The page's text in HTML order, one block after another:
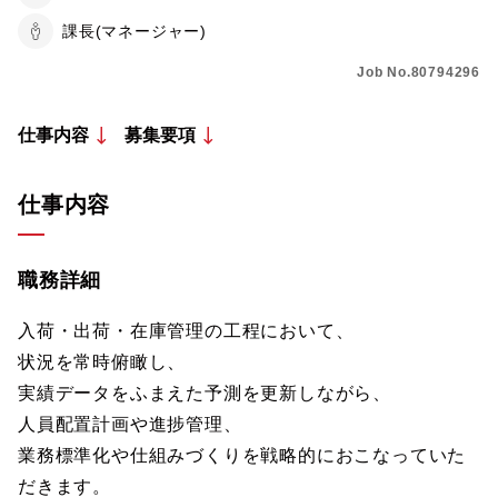
課長(マネージャー)
Job No.80794296
仕事内容 募集要項
仕事内容
職務詳細
入荷・出荷・在庫管理の工程において、
状況を常時俯瞰し、
実績データをふまえた予測を更新しながら、
人員配置計画や進捗管理、
業務標準化や仕組みづくりを戦略的におこなっていた
だきます。